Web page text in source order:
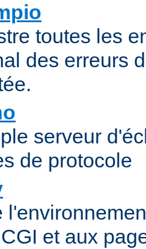
toutes les
des erreurs
serveur
de protocole
et aux